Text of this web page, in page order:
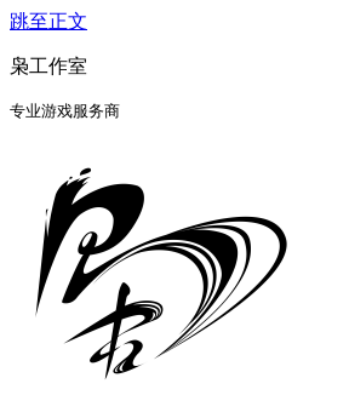
跳至正文
枭工作室
专业游戏服务商